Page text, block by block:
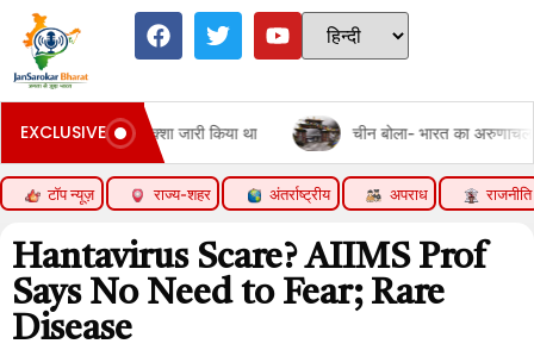
EXCLUSIVE
जारी किया था चीन बोला- भारत का अरुणाचल का मैप जारी करना
टॉप न्यूज़ राज्य-शहर अंतर्राष्ट्रीय अपराध राजनीति
Hantavirus Scare? AIIMS Prof
Says No Need to Fear; Rare
Disease